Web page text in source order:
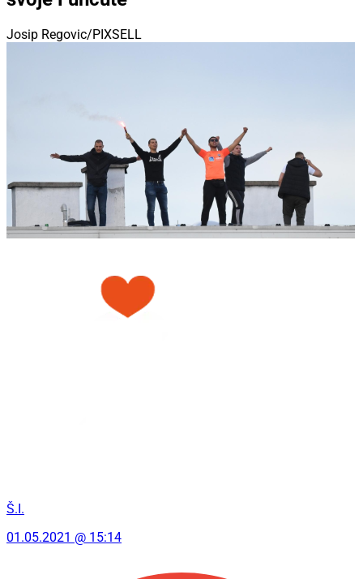
Josip Regovic/PIXSELL
Š.I.
01.05.2021 @ 15:14